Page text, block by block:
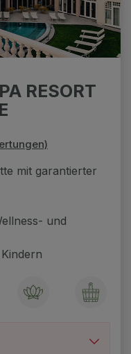
RESORT
mit garantierter
und